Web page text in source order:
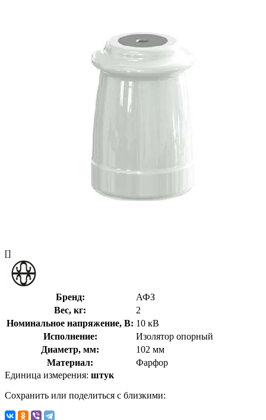
[]
Бренд:
АФЗ
Вес, кг:
2
Номинальное напряжение, В: 10 кВ
Исполнение:
Изолятор опорный
Диаметр, мм:
102 мм
Материал:
Фарфор
Единица измерения: штук
Сохранить или поделиться с близкими: